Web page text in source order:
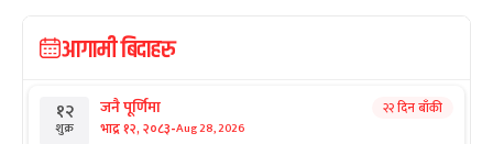
आगामी बिदाहरु
१२
शुक्र
जनै पूर्णिमा
भाद्र १२, २०८३-Aug 28, 2026
२२ दिन बाँकी